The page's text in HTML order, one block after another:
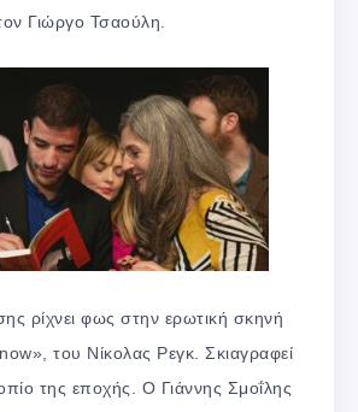
Γιώργο Τσαούλη.
ρίχνει φως στην ερωτική σκηνή
του Νίκολας Ρεγκ. Σκιαγραφεί
της εποχής. Ο Γιάννης Σμοΐλης